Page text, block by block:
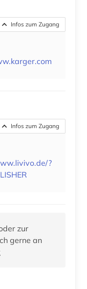
Infos zum Zugang
Infos zum Zugang
?
zur
gerne an